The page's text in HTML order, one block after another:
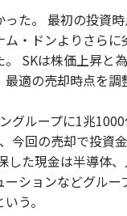
った。 最初の投資
ム・ドンよりさらに
SKは株価上昇と
適の売却時点を調
グループに1兆
今回の売却で投資
した現金は半導体、
ーションなどグルー
う。